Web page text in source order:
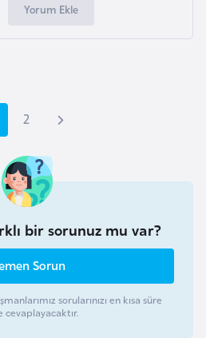
Yorum Ekle
S
y
f
a
2
n
a
k
i
bir sorunuz mu var?
Sorun
sorularınızı en kısa süre
cevaplayacaktır.